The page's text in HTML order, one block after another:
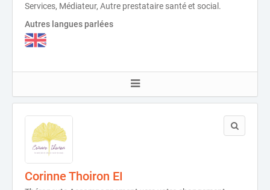
Services, Médiateur, Autre prestataire santé et social.
Autres langues parlées
Corinne Thoiron EI